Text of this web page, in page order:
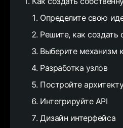
Определите свою
Решите, как
Выберите механизм
Разработка узлов
Постройте
Интегрируйте API
Дизайн интерфейса